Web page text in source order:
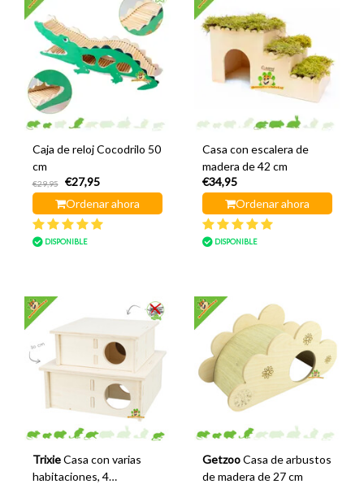
Caja de reloj Cocodrilo 50
cm
€29,95
€27,95
Ordenar ahora
DISPONIBLE
Casa con escalera de
madera de 42 cm
€34,95
Ordenar ahora
DISPONIBLE
Trixie Casa con varias
habitaciones, 4
Getzoo Casa de arbustos
de madera de 27 cm